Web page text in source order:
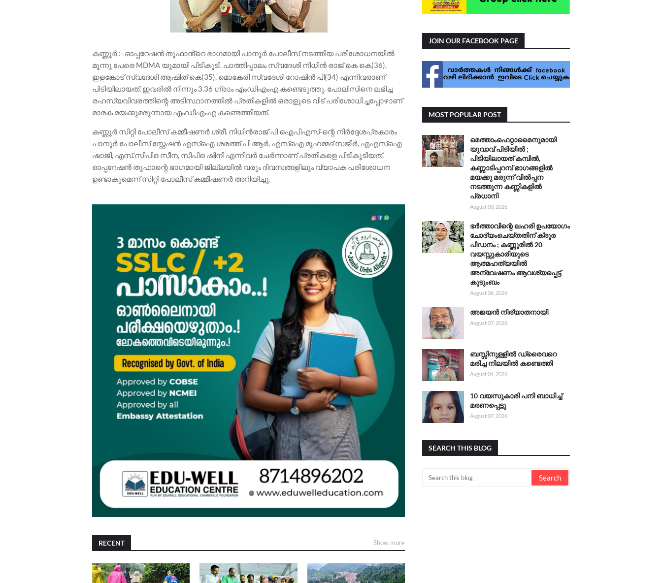
കണ്ണൂർ :- ഓപ്പറേഷൻ തൂഫാൻ്റെ ഭാഗമായി പാനൂർ പോലീസ് നടത്തിയ പരിശോധനയിൽ
മൂന്നു പേരെ MDMA യുമായി പിടികൂടി. പാത്തിപ്പാലം സ്വദേശി നിധിൻ രാജ് കെ കെ(36),
ഇളങ്കോട് സ്വദേശി ആഷിത് കെ(35), മൊകേരി സ്വദേശി റോഷിൻ പി(34) എന്നിവരാണ്
പിടിയിലായത്. ഇവരിൽ നിന്നും 3.36 ഗ്രാം എംഡിഎംഎ കണ്ടെടുത്തു. പോലീസിനെ ലഭിച്ച
രഹസ്യവിവരത്തിന്റെ അടിസ്ഥാനത്തിൽ പ്രതികളിൽ ഒരാളുടെ വീട് പരിശോധിച്ചപ്പോഴാണ്
മാരക മയക്കുമരുന്നായ എംഡിഎംഎ കണ്ടെത്തിയത്.
കണ്ണൂർ സിറ്റി പോലീസ് കമ്മീഷണർ ശ്രീ. നിധിൻരാജ് പി ഐപിഎസ്-ന്റെ നിർദ്ദേശപ്രകാരം
പാനൂർ പോലീസ് സ്റ്റേഷൻ എസ്ഐ ശരത്ത് പി ആർ, എസ്ഐ മുഹമ്മദ് സജീർ, എഎസ്ഐ
ഷാജി, എസ്.സിപിഒ സീന, സിപിഒ ഷിനി എന്നിവർ ചേർന്നാണ് പ്രതികളെ പിടികൂടിയത്.
ഓപ്പറേഷൻ തൂഫാന്റെ ഭാഗമായി ജില്ലയിൽ വരും ദിവസങ്ങളിലും വ്യാപക പരിശോധന
ഉണ്ടാകുമെന്ന് സിറ്റി പോലീസ് കമ്മീഷണർ അറിയിച്ചു.
RECENT Show more
JOIN OUR FACEBOOK PAGE
MOST POPULAR POST
മെത്താംഫെറ്റാമൈനുമായി
യുവാവ് പിടിയിൽ ;
പിടിയിലായത് കമ്പിൽ,
കണ്ണാടിപ്പറമ്പ് ഭാഗങ്ങളിൽ
മയക്കു മരുന്ന് വിൽപ്പന
നടത്തുന്ന കണ്ണികളിൽ
പ്രധാനി
August 03, 2026
ഭർത്താവിന്റെ ലഹരി ഉപയോഗം
ചോദ്യംചെയ്തതിന് ക്രൂര
പീഡനം ; കണ്ണൂരിൽ 20
വയസ്സുകാരിയുടെ
ആത്മഹത്യയിൽ
അന്വേഷണം ആവശ്യപ്പെട്ട്
കുടുംബം
August 06, 2026
അജയൻ നിര്യാതനായി
August 07, 2026
ബസ്സിനുള്ളിൽ ഡ്രൈവറെ
മരിച്ച നിലയിൽ കണ്ടെത്തി
August 04, 2026
10 വയസുകാരി പനി ബാധിച്ച്
മരണപ്പെട്ടു
August 07, 2026
SEARCH THIS BLOG